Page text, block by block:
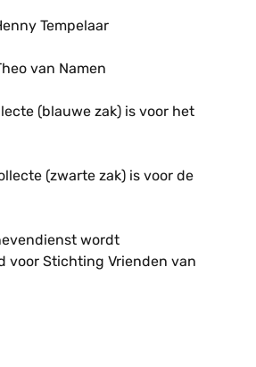
Tempelaar
van Namen
(blauwe zak) is voor het
(zwarte zak) is voor de
wordt
voor Stichting Vrienden van